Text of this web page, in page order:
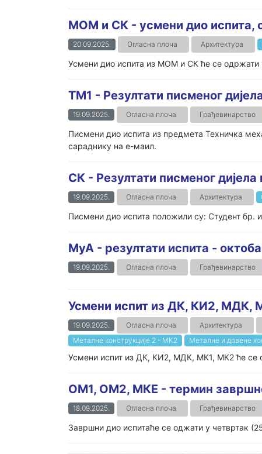
МОМ и СК - усмени дио испита,
20.09.2025. Огласна плоча Архитектура
Усмени дио испита из МОМ и СК ће се одржати
ТМ1 - Резултати писменог
19.09.2025. Огласна плоча Грађевинарство
Писмени дио испита из предмета Техничка
сараднику на е-маил.
СК - Резултати писменог дијела
19.09.2025. Огласна плоча Архитектура
Писмени дио испита положили су: Студент бр.
MуА - резултати испита -
19.09.2025. Огласна плоча Грађевинарство
Усмени испит из ДК, КИ2, МДК,
19.09.2025. Огласна плоча Архитектура
Металне конструкције 2 - МК2
Металне и дрвене
Усмени испит из ДК, КИ2, МДК, МК1, МК2 ће се
ОМ1, ОМ2, МКЕ - термин
18.09.2025. Огласна плоча Грађевинарство
Завршни дио испитаће се оджати у четвртак